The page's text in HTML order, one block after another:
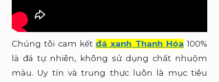
Chúng tôi cam kết đá xanh Thanh Hóa 100%
là đá tự nhiên, không sử dụng chất nhuộm
màu. Uy tín và trung thực luôn là mục tiêu